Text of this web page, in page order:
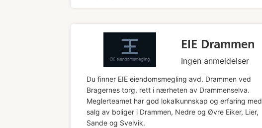
EIE Drammen
Ingen anmeldelser
Du finner EIE eiendomsmegling avd. Drammen ved
Bragernes torg, rett i nærheten av Drammenselva.
Meglerteamet har god lokalkunnskap og erfaring med
salg av boliger i Drammen, Nedre og Øvre Eiker, Lier,
Sande og Svelvik.